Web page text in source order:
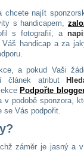
najít
s handicapem,
s fotografií, a
handicap a za
a pokud Vaši
článek atribut
Podpořte
podobě sponzora,
se Vás podpořit.
záměr je jasný a